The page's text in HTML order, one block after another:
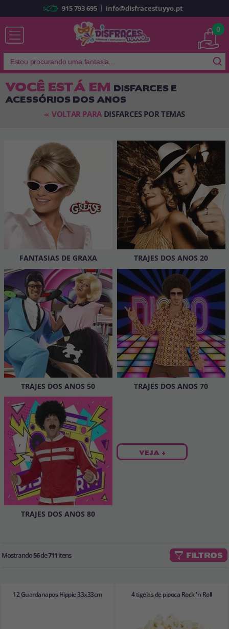
Já sou cliente
Lembrar-me Esqueceu sua senha?
É a minha primeira vez
Sou novo
Ao criar uma conta em disfracestuyyo.pt, você poderá fazer suas
compras rapidamente em nossa loja virtual, verificar o status de seus
pedidos e consultar suas operações anteriores.
Vá em frente! Estávamos esperando por você.
CRIAR CONTA
915 793 695 | info@disfracestuyyo.pt
0
VOCÊ ESTÁ EM DISFARCES E
ACESSÓRIOS DOS ANOS
<< VOLTAR PARA DISFARCES POR TEMAS
FANTASIAS DE GRAXA TRAJES DOS ANOS 20
TRAJES DOS ANOS 50 TRAJES DOS ANOS 70
TRAJES DOS ANOS 80
VEJA +
Mostrando56de711itens FILTROS
12 Guardanapos Hippie 33x33cm 4 tigelas de pipoca Rock 'n Roll